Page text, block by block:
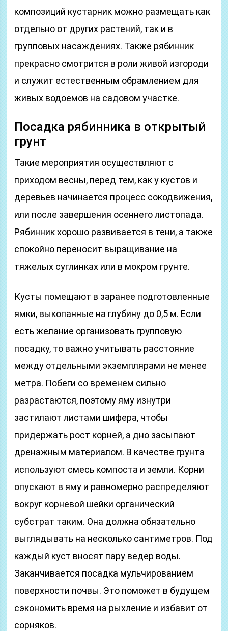
композиций кустарник можно размещать как
отдельно от других растений, так и в
групповых насаждениях. Также рябинник
прекрасно смотрится в роли живой изгороди
и служит естественным обрамлением для
живых водоемов на садовом участке.
Посадка рябинника в открытый
грунт
Такие мероприятия осуществляют с
приходом весны, перед тем, как у кустов и
деревьев начинается процесс сокодвижения,
или после завершения осеннего листопада.
Рябинник хорошо развивается в тени, а также
спокойно переносит выращивание на
тяжелых суглинках или в мокром грунте.
Кусты помещают в заранее подготовленные
ямки, выкопанные на глубину до 0,5 м. Если
есть желание организовать групповую
посадку, то важно учитывать расстояние
между отдельными экземплярами не менее
метра. Побеги со временем сильно
разрастаются, поэтому яму изнутри
застилают листами шифера, чтобы
придержать рост корней, а дно засыпают
дренажным материалом. В качестве грунта
используют смесь компоста и земли. Корни
опускают в яму и равномерно распределяют
вокруг корневой шейки органический
субстрат таким. Она должна обязательно
выглядывать на несколько сантиметров. Под
каждый куст вносят пару ведер воды.
Заканчивается посадка мульчированием
поверхности почвы. Это поможет в будущем
сэкономить время на рыхление и избавит от
сорняков.